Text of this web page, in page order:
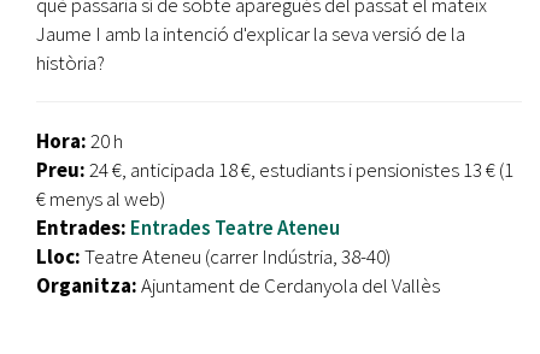
Jaume I amb la intenció d'explicar la seva versió de la
història?
Hora:20 h
Preu:24 €, anticipada 18 €, estudiants i pensionistes 13 € (1
€ menys al web)
Entrades: Entrades Teatre Ateneu
Lloc:Teatre Ateneu (carrer Indústria, 38-40)
Organitza:Ajuntament de Cerdanyola del Vallès